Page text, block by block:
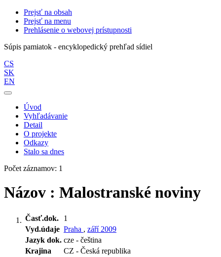
Prejsť na obsah
Prejsť na menu
Prehlásenie o webovej prístupnosti
Súpis pamiatok - encyklopedický prehľad sídiel
CS
SK
EN
Úvod
Vyhľadávanie
Detail
O projekte
Odkazy
Stalo sa dnes
Počet záznamov: 1
Názov : Malostranské noviny
Časť.dok.
1
Vyd.údaje Praha , září 2009
Jazyk dok. cze - čeština
Krajina
CZ - Česká republika